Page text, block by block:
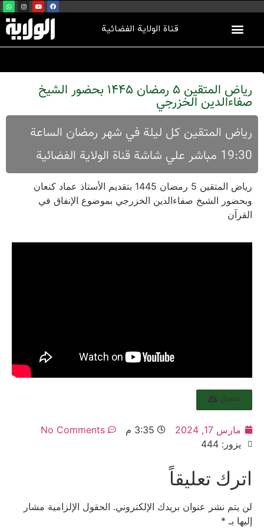
قناة الولاية الفضائية
رياض المتقين 5 رمضان 1445 بحضور الشيخ
صفاءالدين الخزرجي
رياض المتقين كل ليلة في شهر رمضان الساعة
19:30 مباشر علي شاشة قناة الولاية الفضائية
رياض المتقين 5 رمضان 1445 بتقديم الأستاذ عماد كنعان
وبحضور الشيخ صفاءالدين الخزرجي بموضوع الإنفاق في
القرآن
تحميل
مارس 17, 2024 3:35 م
No Comments
يزور: 444
اترك تعليقاً
لن يتم نشر عنوان بريدك الإلكتروني. الحقول الإلزامية مشار
إليها بـ *